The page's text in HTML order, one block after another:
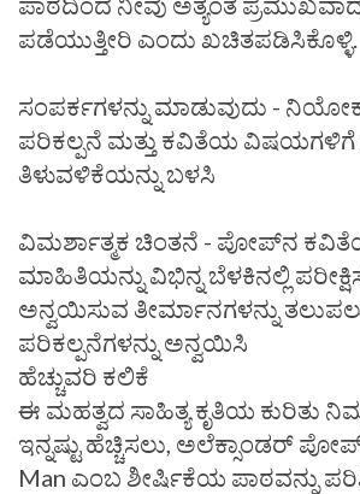
ಪಡೆಯುತ್ತೀರಿ ಎಂದು ಖಚಿತಪಡಿಸಿಕೊಳ್ಳಿ.
ಸಂಪರ್ಕಗಳನ್ನು ಮಾಡುವುದು -
ಪರಿಕಲ್ಪನೆ ಮತ್ತು ಕವಿತೆಯ
ತಿಳುವಳಿಕೆಯನ್ನು ಬಳಸಿ
ವಿಮರ್ಶಾತ್ಮಕ ಚಿಂತನೆ - ಪೋಪ್‌ನ
ಮಾಹಿತಿಯನ್ನು ವಿಭಿನ್ನ ಬೆಳಕಿನಲ್ಲಿ
ಅನ್ವಯಿಸುವ ತೀರ್ಮಾನಗಳನ್ನು
ಪರಿಕಲ್ಪನೆಗಳನ್ನು ಅನ್ವಯಿಸಿ
ಹೆಚ್ಚುವರಿ ಕಲಿಕೆ
ಈ ಮಹತ್ವದ ಸಾಹಿತ್ಯ ಕೃತಿಯ ಕುರಿತು ನಿಮ್ಮ
ಇನ್ನಷ್ಟು ಹೆಚ್ಚಿಸಲು, ಅಲೆಕ್ಸಾಂಡರ್
Man ಎಂಬ ಶೀರ್ಷಿಕೆಯ ಪಾಠವನ್ನು